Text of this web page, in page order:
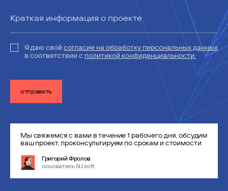
Я даю своёсогласие на обработку персональных данных
в соответствии с политикой конфиденциальности.
отправить
Мы свяжемся с вами в течение 1 рабочего дня, обсудим
ваш проект, проконсультируем по срокам и стоимости
Григорий Фролов
основатель NJ soft